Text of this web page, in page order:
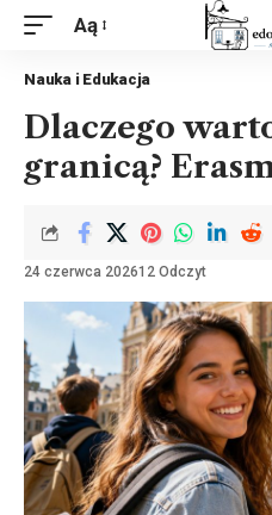
Aą
Nauka i Edukacja
Dlaczego
granicą?
24 czerwca 202612 Odczyt